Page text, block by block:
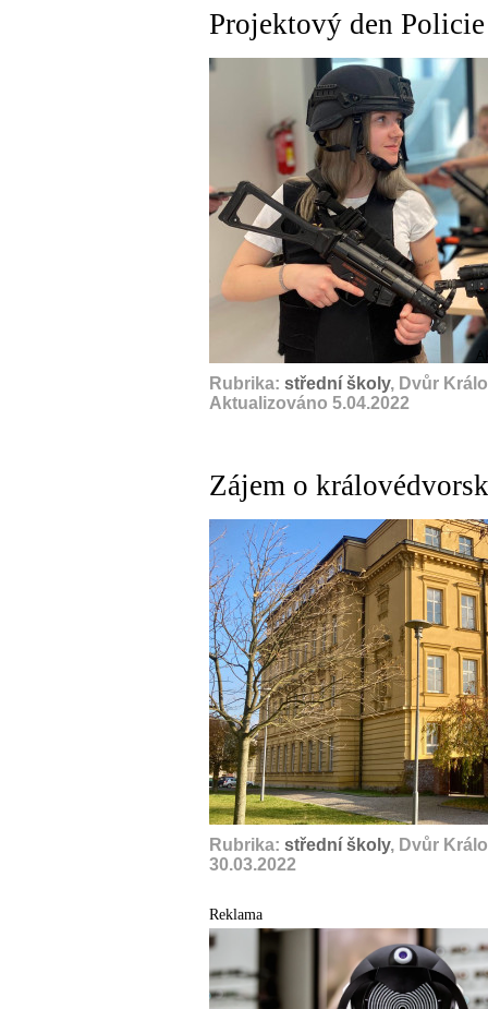
Projektový den
Rubrika: střední školy, Dvůr
Aktualizováno 5.04.2022
Zájem o
Rubrika: střední školy, Dvůr
30.03.2022
Reklama